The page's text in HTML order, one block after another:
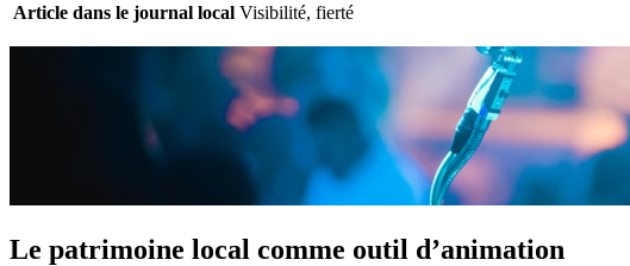
Article dans le journal local Visibilité, fierté
Le patrimoine local comme outil d’animation